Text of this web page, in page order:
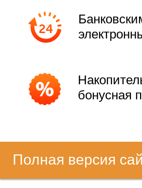
бонусная
Полная версия